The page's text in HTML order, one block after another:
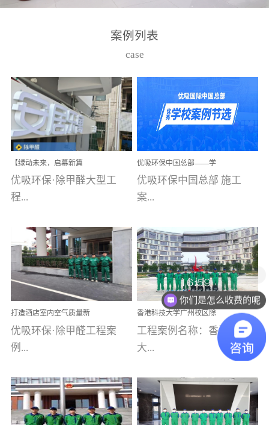
高技能的团队。汇聚了众
取得了多项产品技术专利
和多项国家版权局著作
权，获得高新技术企业称
号。生产优势自主生产自
给自足，优吸公司于2015
在广州番禺区成功建立产
品线生产基地，工厂拥有
自动化生产设备和成熟的
选择源头源材料、严控产
品质量，我们每一批的生
产产品都经过严格的质检
程序；生产车间为优吸总
部和全国分支机构生产光
触媒、净醛王、祛味剂等
优吸系列产品，保质保量
完成生产任务，确保全国
求。资质优势团队优势分
支优势优吸环保是一棵正
茁壮成长的树，只要我们
案例列表
case
【绿动未来，启幕新篇
章】优吸环保中标深圳安
居乐寓，超大型工装室内
空气治理项目顺利启航，
优吸环保·除甲醛大型工
程...
案例【深圳安居乐寓】室
内空气治理项目深圳安居
乐寓 深圳市安居乐寓
为深圳安居集团旗下城...
优吸环保中国总部——学
校施工案例(节选)
优吸环保中国总部 施工
案...
例(学校工装节选)广州南沙
小学(珠江湾校区)项目地
址：广州市南沙区海滨路
南沙珠江湾江门市蓬江区
禾...
打造酒店室内空气质量新
标杆——优吸环保·标杆之
作：东莞美豪雅致酒店室
内空气治理工程纪实
优吸环保·除甲醛工程案
例...
【东莞美豪雅致酒店】室
内空气治理项目东莞美豪
香港科技大学广州校区除
甲醛项目圆满完成
工程案例名称：香港科技
大...
学广州校区室内空气治
理 工程案例地址：广
你们是怎么收费的呢